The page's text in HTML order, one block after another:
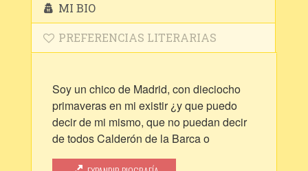
MI BIO
PREFERENCIAS LITERARIAS
Soy un chico de Madrid, con dieciocho
primaveras en mi existir ¿y que puedo
decir de mi mismo, que no puedan decir
de todos Calderón de la Barca o
Shakespeare? Al fin y al cabo todos